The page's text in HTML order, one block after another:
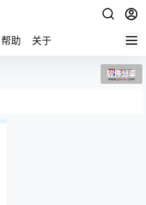
帮助 关于
软件分享